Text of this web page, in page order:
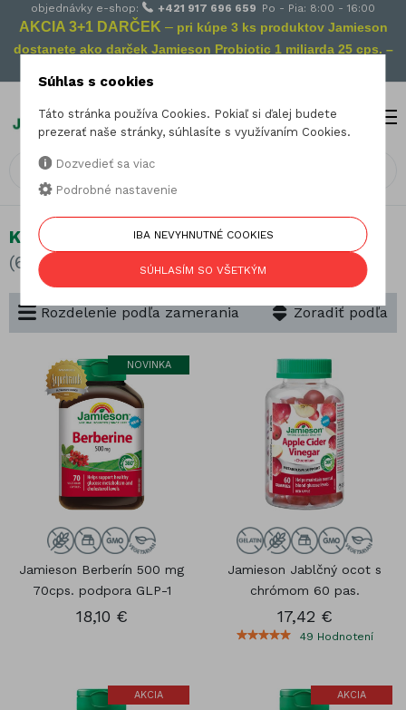
objednávky e-shop: +421 917 696 659 Po - Pia: 8:00 - 16:00
AKCIA 3+1 DARČEK – pri kúpe 3 ks produktov Jamieson
dostanete ako darček Jamieson Probiotic 1 miliarda 25 cps. –
0
Kontrola hmotnosti
(6 produktov)
Zoradiť podľa
Rozdelenie podľa zamerania
NOVINKA
Jamieson Berberín 500 mg
70cps. podpora GLP-1
18,10 €
Jamieson Jablčný ocot s
chrómom 60 pas.
17,42 €
49 Hodnotení
AKCIA AKCIA
Súhlas s cookies
Táto stránka používa Cookies. Pokiaľ si ďalej budete
prezerať naše stránky, súhlasíte s využívaním Cookies.
Dozvedieť sa viac
Podrobné nastavenie
IBA NEVYHNUTNÉ COOKIES
SÚHLASÍM SO VŠETKÝM